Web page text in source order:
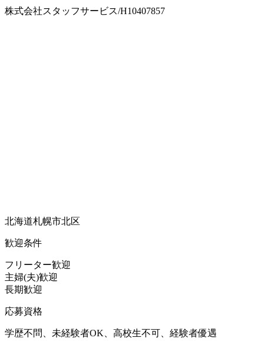
株式会社スタッフサービス/H10407857
北海道札幌市北区
歓迎条件
フリーター歓迎
主婦(夫)歓迎
長期歓迎
応募資格
学歴不問、未経験者OK、高校生不可、経験者優遇